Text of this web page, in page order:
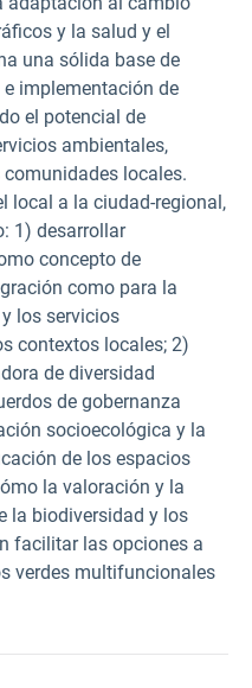
y la salud y el
una sólida base de
implementación de
el potencial de
ambientales,
locales.
local a la ciudad-regional,
1) desarrollar
concepto de
como para la
los servicios
contextos locales; 2)
de diversidad
de gobernanza
socioecológica y la
de los espacios
la valoración y la
la biodiversidad y los
facilitar las opciones a
verdes multifuncionales